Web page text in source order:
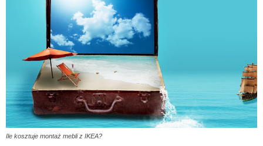
Ile kosztuje montaż mebli z IKEA?